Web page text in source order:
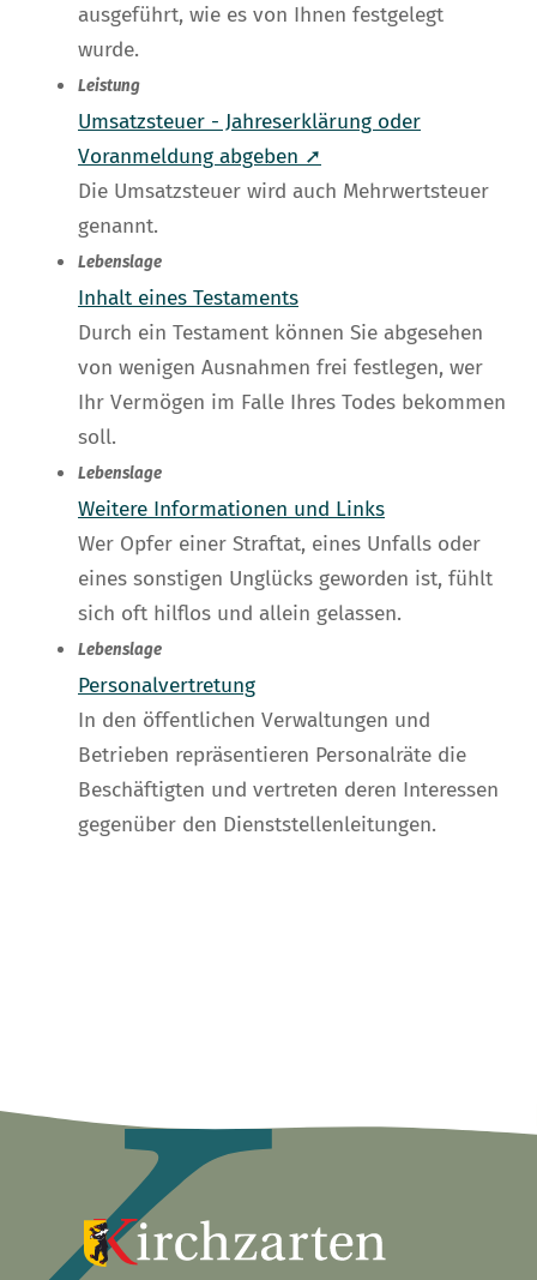
ausgeführt, wie es von Ihnen festgelegt
wurde.
Leistung
Umsatzsteuer - Jahreserklärung oder
Voranmeldung abgeben ➚
Die Umsatzsteuer wird auch Mehrwertsteuer
genannt.
Lebenslage
Inhalt eines Testaments
Durch ein Testament können Sie abgesehen
von wenigen Ausnahmen frei festlegen, wer
Ihr Vermögen im Falle Ihres Todes bekommen
soll.
Lebenslage
Weitere Informationen und Links
Wer Opfer einer Straftat, eines Unfalls oder
eines sonstigen Unglücks geworden ist, fühlt
sich oft hilflos und allein gelassen.
Lebenslage
Personalvertretung
In den öffentlichen Verwaltungen und
Betrieben repräsentieren Personalräte die
Beschäftigten und vertreten deren Interessen
gegenüber den Dienststellenleitungen.